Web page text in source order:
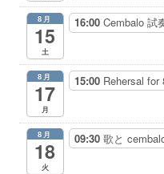
8月
15
土
16:00 Cembalo 試
8月
17
月
15:00 Rehersal for
8月
18
火
09:30 歌と